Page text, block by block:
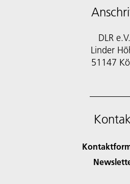
DLR e.V.
Linder
51147